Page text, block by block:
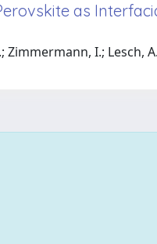
as
Zimmermann, I.; Lesch,